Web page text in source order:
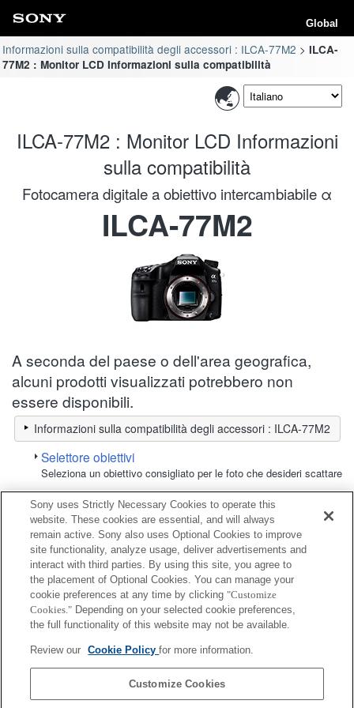
Global
Informazioni sulla compatibilità degli accessori : ILCA-77M2
ILCA-
77M2 : Monitor LCD Informazioni sulla compatibilità
ILCA-77M2 : Monitor LCD Informazioni
sulla compatibilità
Fotocamera digitale a obiettivo intercambiabile α
ILCA-77M2
A seconda del paese o dell'area geografica,
alcuni prodotti visualizzati potrebbero non
essere disponibili.
Informazioni sulla compatibilità degli accessori : ILCA-77M2
Selettore obiettivi
Seleziona un obiettivo consigliato per le foto che desideri scattare
Monitor LCD
Completamente compatibile
Compatibile, ma con restrizioni
CLM-FHD5
CLM-V55
Sony uses Strictly Necessary Cookies to operate this
website. These cookies are essential, and will always
remain active. Sony also uses Optional Cookies to improve
site functionality, analyze usage, deliver advertisements and
interact with third parties. By using this site, you agree to
the placement of Optional Cookies. You can manage your
cookie preferences at any time by clicking "Customize
Cookies." Depending on your selected cookie preferences,
the full functionality of this website may not be available.
Review our Cookie Policyfor more information.
Customize Cookies